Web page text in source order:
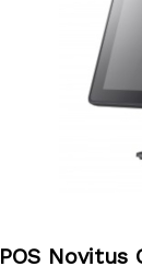
POS Novitus